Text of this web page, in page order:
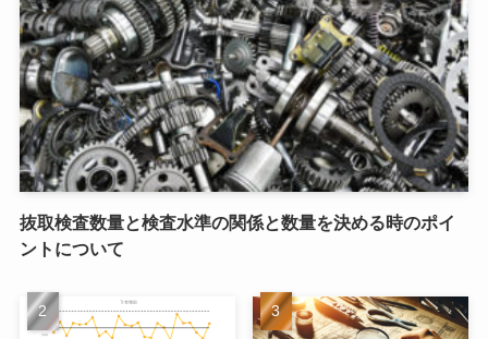
抜取検査数量と検査水準の関係と数量を決める時のポイ
ントについて